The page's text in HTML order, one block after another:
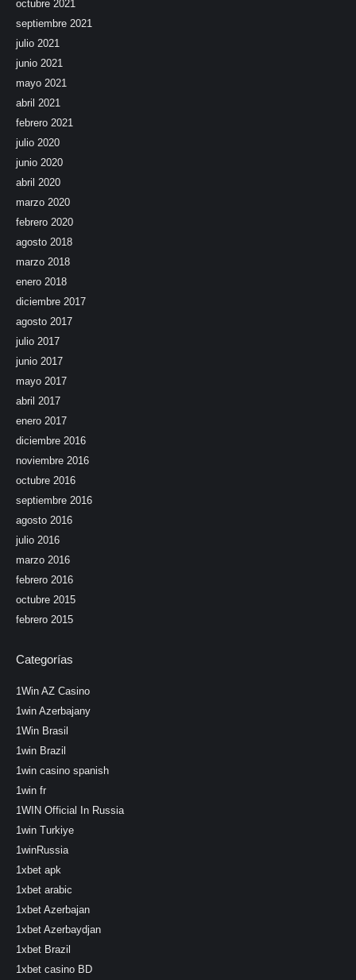
octubre 2021
septiembre 2021
julio 2021
junio 2021
mayo 2021
abril 2021
febrero 2021
julio 2020
junio 2020
abril 2020
marzo 2020
febrero 2020
agosto 2018
marzo 2018
enero 2018
diciembre 2017
agosto 2017
julio 2017
junio 2017
mayo 2017
abril 2017
enero 2017
diciembre 2016
noviembre 2016
octubre 2016
septiembre 2016
agosto 2016
julio 2016
marzo 2016
febrero 2016
octubre 2015
febrero 2015
Categorías
1Win AZ Casino
1win Azerbajany
1Win Brasil
1win Brazil
1win casino spanish
1win fr
1WIN Official In Russia
1win Turkiye
1winRussia
1xbet apk
1xbet arabic
1xbet Azerbajan
1xbet Azerbaydjan
1xbet Brazil
1xbet casino BD